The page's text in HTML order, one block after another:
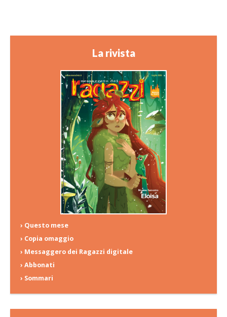
La rivista
› Questo mese
› Copia omaggio
› Messaggero dei Ragazzi digitale
› Abbonati
› Sommari